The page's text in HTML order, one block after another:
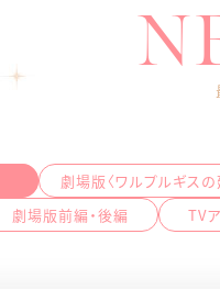
劇場版〈ワルプルギスの
劇場版前編・後編
TV